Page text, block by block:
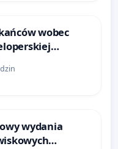
wobec
w rejonie
w Bielsku-
wydania